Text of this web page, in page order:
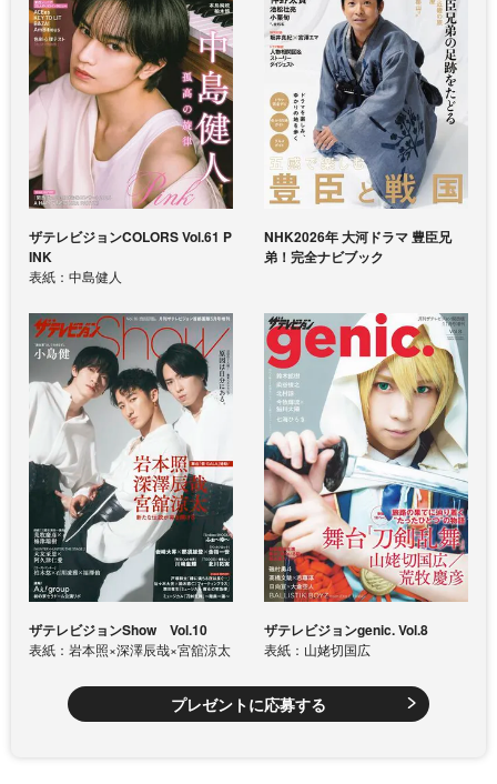
ザテレビジョンCOLORS Vol.61 P
INK
表紙：中島健人
NHK2026年 大河ドラマ 豊臣兄
弟！完全ナビブック
ザテレビジョンShow Vol.10
表紙：岩本照×深澤辰哉×宮舘涼太
ザテレビジョンgenic. Vol.8
表紙：山姥切国広
プレゼントに応募する